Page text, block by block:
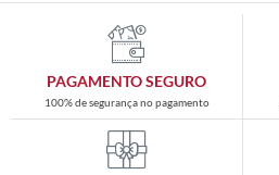
PAGAMENTO SEGURO
100% de segurança no pagamento